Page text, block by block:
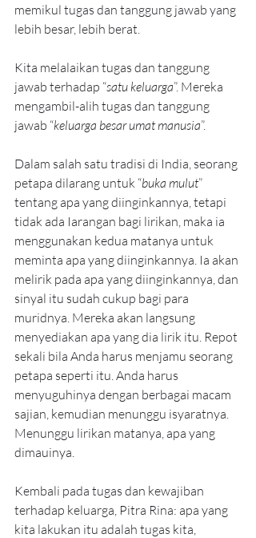
memikul tugas dan tanggung jawab yang
lebih besar, lebih berat.
Kita melalaikan tugas dan tanggung
jawab terhadap “satu keluarga”. Mereka
mengambil-alih tugas dan tanggung
jawab “keluarga besar umat manusia”.
Dalam salah satu tradisi di India, seorang
petapa dilarang untuk “buka mulut”
tentang apa yang diinginkannya, tetapi
tidak ada Iarangan bagi lirikan, maka ia
menggunakan kedua matanya untuk
meminta apa yang diinginkannya. Ia akan
melirik pada apa yang diinginkannya, dan
sinyal itu sudah cukup bagi para
muridnya. Mereka akan langsung
menyediakan apa yang dia lirik itu. Repot
sekali bila Anda harus menjamu seorang
petapa seperti itu. Anda harus
menyuguhinya dengan berbagai macam
sajian, kemudian menunggu isyaratnya.
Menunggu lirikan matanya, apa yang
dimauinya.
Kembali pada tugas dan kewajiban
terhadap keluarga, Pitra Rina: apa yang
kita lakukan itu adalah tugas kita,